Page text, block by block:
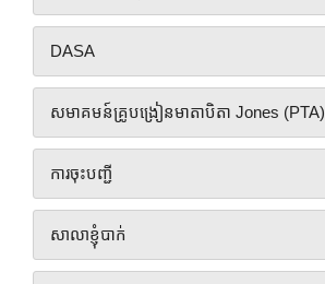
DASA
សមាគមន៍គ្រូបង្រៀនមាតាបិតា Jones (PTA)
ការចុះបញ្ជី
សាលាខ្ញុំបាក់